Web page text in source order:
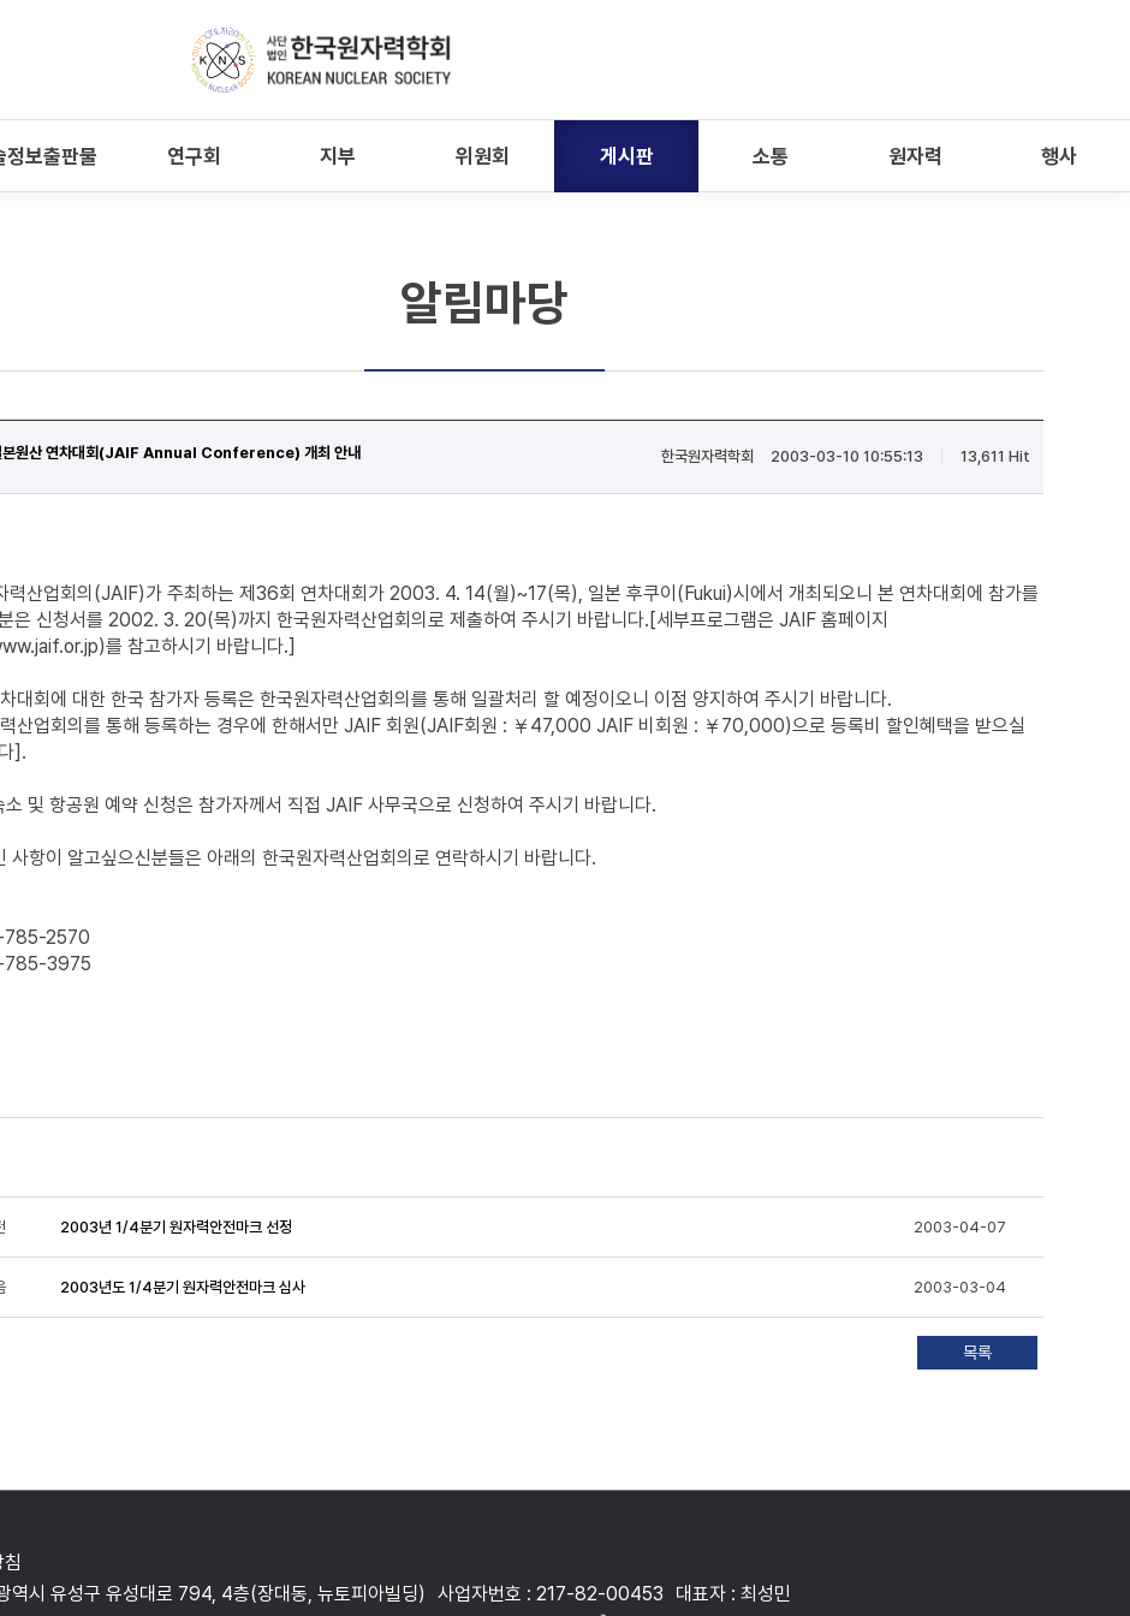
정보출판물 연구회 지부 위원회 게시판 소통 원자력 행사
알림마당
원산 연차대회(JAIF Annual Conference) 개최 안내 한국원자력학회| 2003-03-10 10:55:13 13,611 Hit
력산업회의(JAIF)가 주최하는 제36회 연차대회가 2003. 4. 14(월)~17(목), 일본 후쿠이(Fukui)시에서 개최되오니 본 연차대회에 참가를
은 신청서를 2002. 3. 20(목)까지 한국원자력산업회의로 제출하여 주시기 바랍니다.[세부프로그램은 JAIF 홈페이지
를 참고하시기 바랍니다.]
대회에 대한 한국 참가자 등록은 한국원자력산업회의를 통해 일괄처리 할 예정이오니 이점 양지하여 주시기 바랍니다.
산업회의를 통해 등록하는 경우에 한해서만 JAIF 회원(JAIF회원 : ￥47,000 JAIF 비회원 : ￥70,000)으로 등록비 할인혜택을 받으실
].
및 항공원 예약 신청은 참가자께서 직접 JAIF 사무국으로 신청하여 주시기 바랍니다.
사항이 알고싶으신분들은 아래의 한국원자력산업회의로 연락하시기 바랍니다.
785-2570
785-3975
2003년 1/4분기 원자력안전마크 선정 2003-04-07
2003년도 1/4분기 원자력안전마크 심사 2003-03-04
시 유성구 유성대로 794, 4층(장대동, 뉴토피아빌딩)
사업자번호 : 217-82-00453
대표자 : 최성민